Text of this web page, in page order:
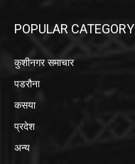
POPULAR CATEGORY
कुशीनगर समाचार
पडरौना
कसया
प्रदेश
अन्य